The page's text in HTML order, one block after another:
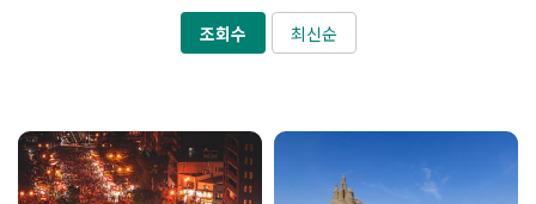
조회수 최신순